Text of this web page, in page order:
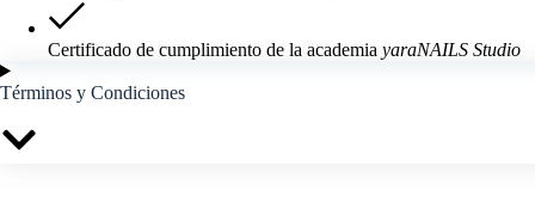
Certificado de cumplimiento de la academia yaraNAILS Studio
Términos y Condiciones